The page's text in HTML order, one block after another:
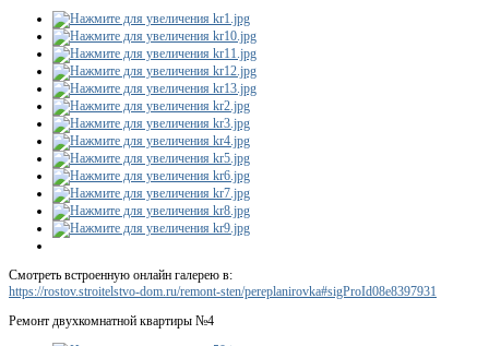
Смотреть встроенную онлайн галерею в:
https://rostov.stroitelstvo-dom.ru/remont-sten/pereplanirovka#sigProId08e8397931
Ремонт двухкомнатной квартиры №4